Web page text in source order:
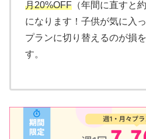
月20%OFF （年間に直すと
になります！子供が気に入
プランに切り替えるのが損
す。